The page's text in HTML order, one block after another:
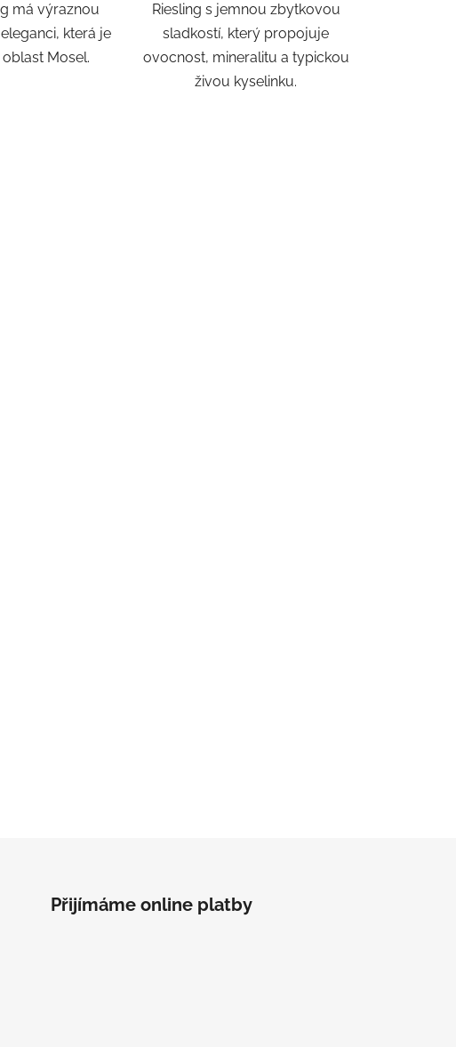
má výraznou
která je
Mosel.
Riesling s jemnou zbytkovou
sladkostí, který propojuje
ovocnost, mineralitu a typickou
živou kyselinku.
Přijímáme online platby